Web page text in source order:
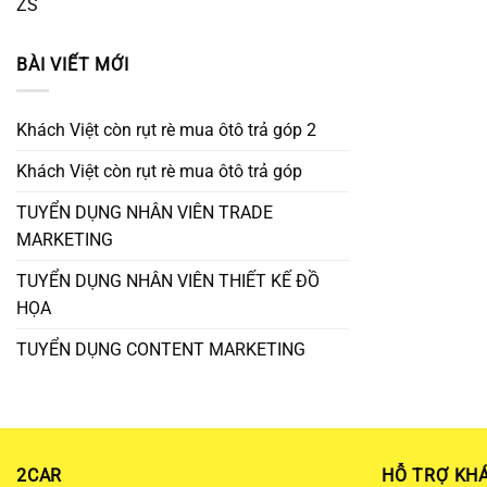
ZS
BÀI VIẾT MỚI
Khách Việt còn rụt rè mua ôtô trả góp 2
Khách Việt còn rụt rè mua ôtô trả góp
TUYỂN DỤNG NHÂN VIÊN TRADE
MARKETING
TUYỂN DỤNG NHÂN VIÊN THIẾT KẾ ĐỒ
HỌA
TUYỂN DỤNG CONTENT MARKETING
2CAR HỖ TRỢ